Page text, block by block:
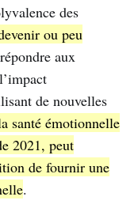
des
ou peu
aux
de nouvelles
santé émotionnelle
2021, peut
de fournir une
.